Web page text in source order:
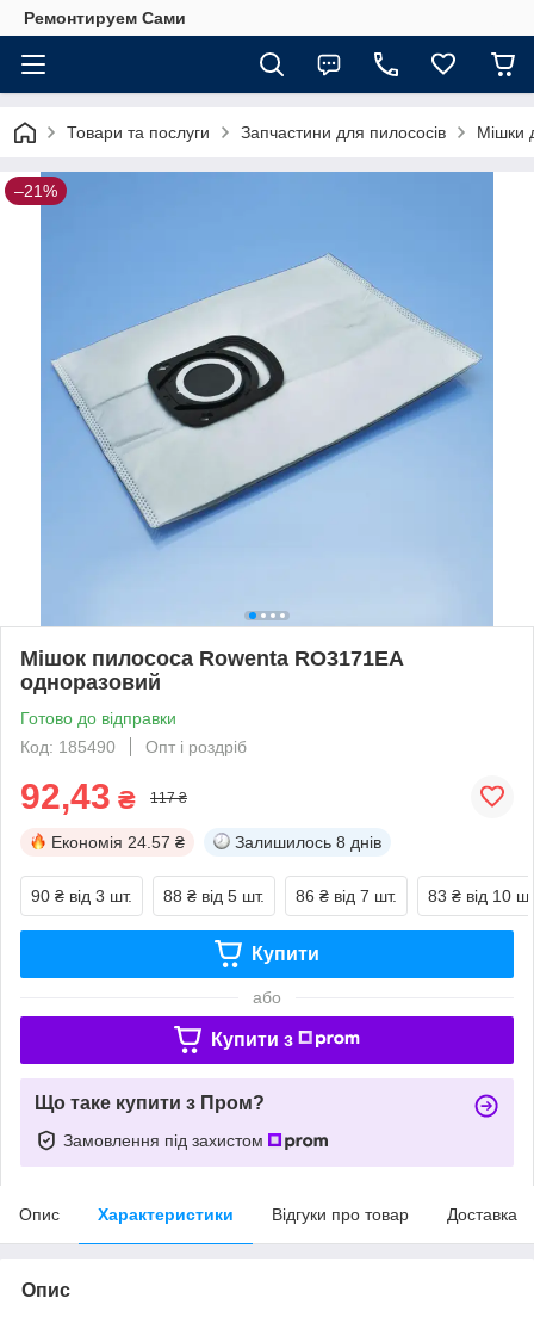
Ремонтируем Сами
Товари та послуги Запчастини для пилососів Мішки
–21%
Мішок пилососа Rowenta RO3171EA
одноразовий
Готово до відправки
Код: 185490
Опт і роздріб
92,43 ₴ 117 ₴
Економія 24.57 ₴ Залишилось 8 днів
90 ₴ від 3 шт. 88 ₴ від 5 шт. 86 ₴ від 7 шт. 83 ₴ від 10
Купити
або
Купити з
Що таке купити з Пром?
Замовлення під захистом
Опис Характеристики Відгуки про товар Доставка
Опис